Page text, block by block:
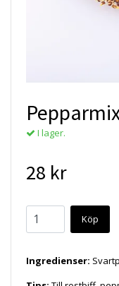
I lager.
28 kr
Köp
Ingredienser: